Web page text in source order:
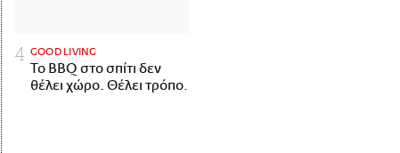
GOOD LIVING
Το BBQ στο σπίτι δεν
θέλει χώρο. Θέλει τρόπο.